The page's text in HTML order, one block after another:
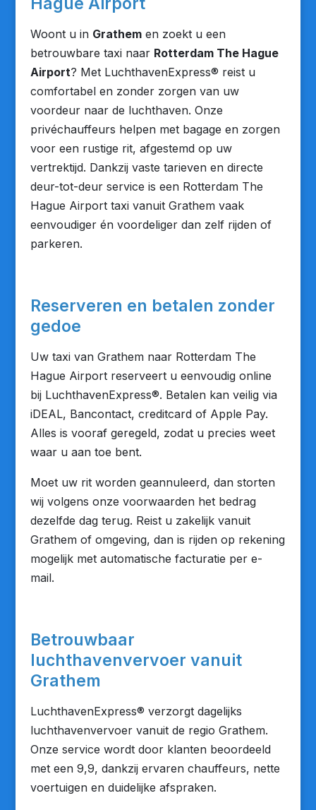
Woont u in Grathemen zoekt u een
betrouwbare taxi naar Rotterdam The Hague
Airport? Met LuchthavenExpress® reist u
comfortabel en zonder zorgen van uw
voordeur naar de luchthaven. Onze
privéchauffeurs helpen met bagage en zorgen
voor een rustige rit, afgestemd op uw
vertrektijd. Dankzij vaste tarieven en directe
deur-tot-deur service is een Rotterdam The
Hague Airport taxi vanuit Grathem vaak
eenvoudiger én voordeliger dan zelf rijden of
parkeren.
Reserveren en betalen zonder
gedoe
Uw taxi van Grathem naar Rotterdam The
Hague Airport reserveert u eenvoudig online
bij LuchthavenExpress®. Betalen kan veilig via
iDEAL, Bancontact, creditcard of Apple Pay.
Alles is vooraf geregeld, zodat u precies weet
waar u aan toe bent.
Moet uw rit worden geannuleerd, dan storten
wij volgens onze voorwaarden het bedrag
dezelfde dag terug. Reist u zakelijk vanuit
Grathem of omgeving, dan is rijden op rekening
mogelijk met automatische facturatie per e-
mail.
Betrouwbaar
luchthavenvervoer vanuit
Grathem
LuchthavenExpress® verzorgt dagelijks
luchthavenvervoer vanuit de regio Grathem.
Onze service wordt door klanten beoordeeld
met een 9,9, dankzij ervaren chauffeurs, nette
voertuigen en duidelijke afspraken.